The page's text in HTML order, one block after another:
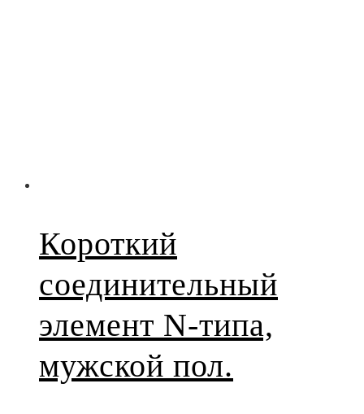
Короткий
соединительный
элемент N-типа,
мужской пол.